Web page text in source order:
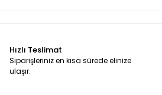
Hızlı Teslimat
Siparişleriniz en kısa sürede elinize
ulaşır.